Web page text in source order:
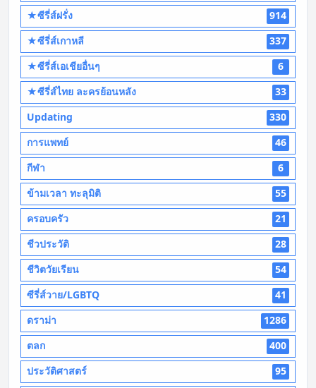
★ซีรี่ส์ฝรั่ง
914
★ซีรี่ส์เกาหลี
337
★ซีรี่ส์เอเชียอื่นๆ
6
★ซีรี่ส์ไทย ละครย้อนหลัง
33
Updating
330
การแพทย์
46
กีฬา
6
ข้ามเวลา ทะลุมิติ
55
ครอบครัว
21
ชีวประวัติ
28
ชีวิตวัยเรียน
54
ซีรี่ส์วาย/LGBTQ
41
ดราม่า
1286
ตลก
400
ประวัติศาสตร์
95